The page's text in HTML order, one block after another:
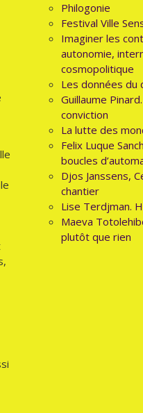
Philogonie
Festival Ville
Imaginer les
autonomie,
cosmopolitique
Les données du
Guillaume
conviction
La lutte des
Felix Luque
boucles
Djos Janssens,
chantier
Lise Terdjman.
Maeva
plutôt que rien